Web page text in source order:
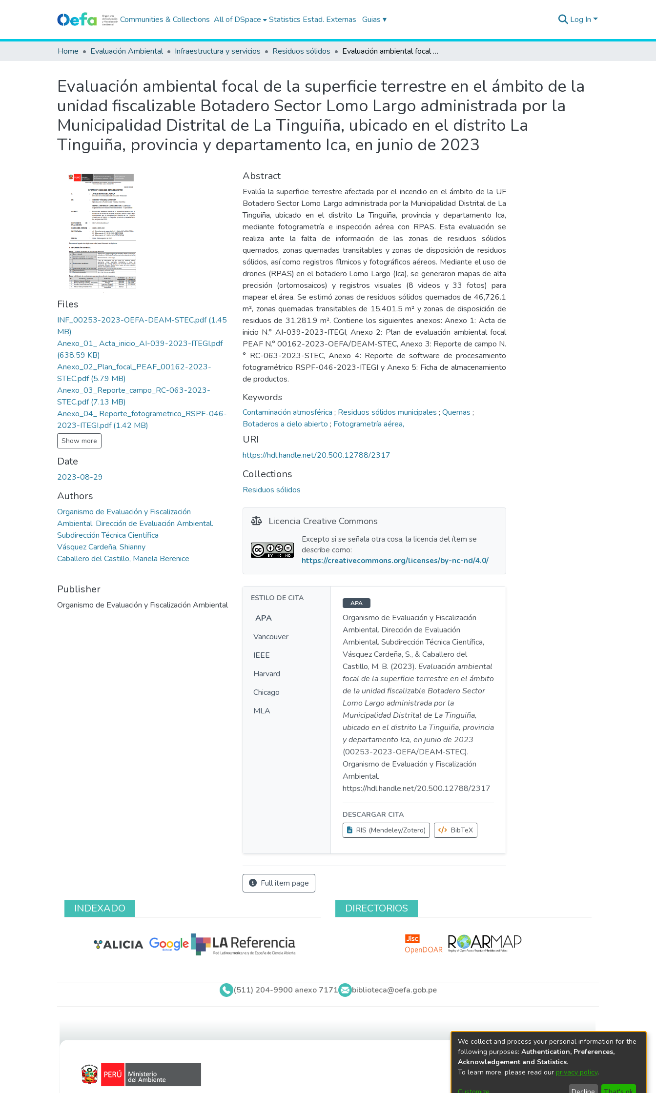
Communities & Collections All of DSpace Statistics Estad. Externas Guias ▾ Log In
Home Evaluación Ambiental Infraestructura y servicios Residuos sólidos Evaluación ambiental focal de la superficie terrestre en el ámbito de la unidad fiscalizable Botadero Sector Lomo Largo administrada por la Municipalidad Distrital de La Tinguiña, ubicado en el distrito La Tinguiña, provincia y departamento Ica, en junio de 2023
Evaluación ambiental focal de la superficie terrestre en el ámbito de la
unidad fiscalizable Botadero Sector Lomo Largo administrada por la
Municipalidad Distrital de La Tinguiña, ubicado en el distrito La
Tinguiña, provincia y departamento Ica, en junio de 2023
Files
INF_00253-2023-OEFA-DEAM-STEC.pdf(1.45
MB)
Anexo_01_ Acta_inicio_AI-039-2023-ITEGI.pdf
(638.59 KB)
Anexo_02_Plan_focal_PEAF_00162-2023-
STEC.pdf(5.79 MB)
Anexo_03_Reporte_campo_RC-063-2023-
STEC.pdf(7.13 MB)
Anexo_04_ Reporte_fotogrametrico_RSPF-046-
2023-ITEGI.pdf(1.42 MB)
Show more
Date
2023-08-29
Authors
Organismo de Evaluación y Fiscalización
Ambiental. Dirección de Evaluación Ambiental.
Subdirección Técnica Científica
Vásquez Cardeña, Shianny
Caballero del Castillo, Mariela Berenice
Publisher
Organismo de Evaluación y Fiscalización Ambiental
Abstract
Evalúa la superficie terrestre afectada por el incendio en el ámbito de la UF
Botadero Sector Lomo Largo administrada por la Municipalidad Distrital de La
Tinguiña, ubicado en el distrito La Tinguiña, provincia y departamento Ica,
mediante fotogrametría e inspección aérea con RPAS. Esta evaluación se
realiza ante la falta de información de las zonas de residuos sólidos
quemados, zonas quemadas transitables y zonas de disposición de residuos
sólidos, así como registros fílmicos y fotográficos aéreos. Mediante el uso de
drones (RPAS) en el botadero Lomo Largo (Ica), se generaron mapas de alta
precisión (ortomosaicos) y registros visuales (8 videos y 33 fotos) para
mapear el área. Se estimó zonas de residuos sólidos quemados de 46,726.1
m², zonas quemadas transitables de 15,401.5 m² y zonas de disposición de
residuos de 31,281.9 m². Contiene los siguientes anexos: Anexo 1: Acta de
inicio N.° AI-039-2023-ITEGI, Anexo 2: Plan de evaluación ambiental focal
PEAF N.° 00162-2023-OEFA/DEAM-STEC, Anexo 3: Reporte de campo N.
° RC-063-2023-STEC, Anexo 4: Reporte de software de procesamiento
fotogramétrico RSPF-046-2023-ITEGI y Anexo 5: Ficha de almacenamiento
de productos.
Keywords
Contaminación atmosférica ; Residuos sólidos municipales ; Quemas ;
Botaderos a cielo abierto ; Fotogrametría aérea,
URI
https://hdl.handle.net/20.500.12788/2317
Collections
Residuos sólidos
Licencia Creative Commons
Excepto si se señala otra cosa, la licencia del ítem se
describe como:
https://creativecommons.org/licenses/by-nc-nd/4.0/
ESTILO DE CITA
APA
Vancouver
IEEE
Harvard
Chicago
MLA
APA
Organismo de Evaluación y Fiscalización
Ambiental. Dirección de Evaluación
Ambiental. Subdirección Técnica Científica,
Vásquez Cardeña, S., & Caballero del
Castillo, M. B. (2023). Evaluación ambiental
focal de la superficie terrestre en el ámbito
de la unidad fiscalizable Botadero Sector
Lomo Largo administrada por la
Municipalidad Distrital de La Tinguiña,
ubicado en el distrito La Tinguiña, provincia
y departamento Ica, en junio de 2023
(00253-2023-OEFA/DEAM-STEC).
Organismo de Evaluación y Fiscalización
Ambiental.
https://hdl.handle.net/20.500.12788/2317
DESCARGAR CITA
RIS (Mendeley/Zotero)
BibTeX
Full item page
INDEXADO DIRECTORIOS
(511) 204-9900 anexo 7171 biblioteca@oefa.gob.pe
We collect and process your personal information for the
following purposes: Authentication, Preferences,
Acknowledgement and Statistics.
To learn more, please read our privacy policy.